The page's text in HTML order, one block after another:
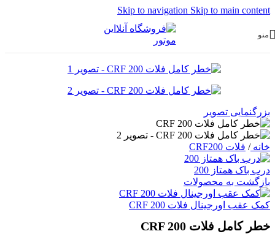
Skip to navigation Skip to main content
منو
بزرگنمایی تصویر
خانه/ فلات CRF200
درب باک همتاز 200
بازگشت به محصولات
کمک عقب اورجینال فلات CRF 200
خطر کامل فلات CRF 200